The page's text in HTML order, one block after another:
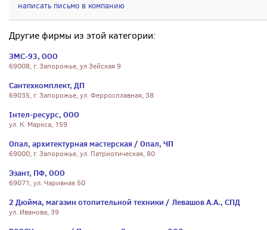
написать письмо в компанию
Другие фирмы из этой категории:
ЗМС-93, ООО
69008, г. Запорожье, ул Зейская 9
Сантехкомплект, ДП
69035, г. Запорожье, ул. Ферросплавная, 38
Інтел-ресурс, ООО
ул. К. Маркса, 159
Опал, архитектурная мастерская / Опал, ЧП
69000, г. Запорожье, ул. Патриотическая, 80
Эзант, ПФ, ООО
69071, ул. Чаривная 50
2 Дюйма, магазин отопительной техники / Левашов А.А., СПД
ул. Иванова, 39